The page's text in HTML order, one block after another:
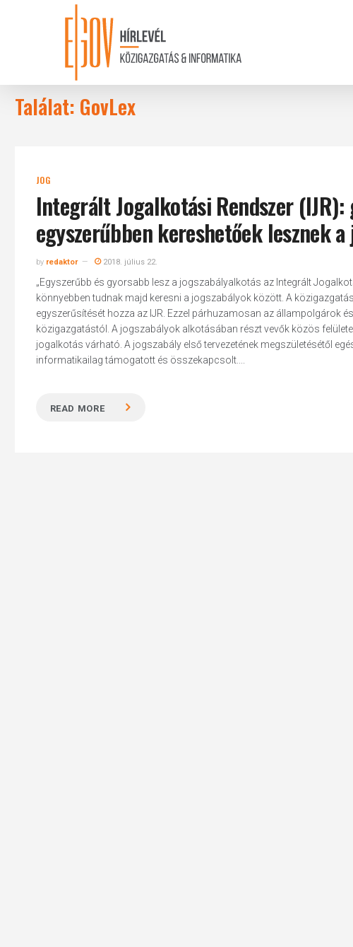
Hit enter to search or ESC to close
Találat: GovLex
JOG
Integrált Jogalkotási Rendszer
egyszerűbben kereshetőek lesznek
by redaktor 2018. július 22.
„Egyszerűbb és gyorsabb lesz a jogszabályalkotás az Integrált
könnyebben tudnak majd keresni a jogszabályok között. A
egyszerűsítését hozza az IJR. Ezzel párhuzamosan az állampolgárok
közigazgatástól. A jogszabályok alkotásában részt vevők közös
jogalkotás várható. A jogszabály első tervezetének megszületésétől
informatikailag támogatott és összekapcsolt....
READ MORE